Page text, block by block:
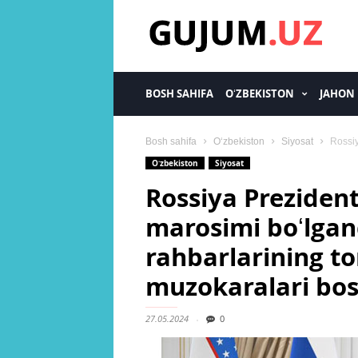
BOSH SAHIFA OʻZBEKISTON JAHON
Bosh sahifa Oʻzbekiston Siyosat
Oʻzbekiston
Siyosat
Rossiya
marosimi
rahbarlarining
muzokaralari
27.05.2024 0